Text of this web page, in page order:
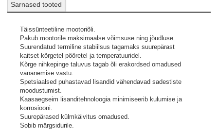
Sarnased tooted
Täissünteetiline mootoriõli.
Pakub mootorile maksimaalse võimsuse ning jõudluse.
Suurendatud termiline stabiilsus tagamaks suurepärast
kaitset kõrgetel pööretel ja temperatuuridel.
Kõrge nihkepinge taluvus tagab õli erakordsed omadused
vananemise vastu.
Spetsiaalsed puhastavad lisandid vähendavad sadestiste
moodustumist.
Kaasaegseim lisanditehnoloogia minimiseerib kulumise ja
korrosiooni.
Suurepärased külmkäivitus omadused.
Sobib märgsidurile.